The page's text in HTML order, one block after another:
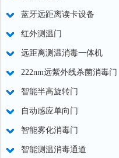
蓝牙远距离读卡设备
红外测温门
远距离测温消毒一体机
222nm远紫外线杀菌消毒门
智能半高旋转门
自动感应单向门
智能雾化消毒门
智能测温消毒通道